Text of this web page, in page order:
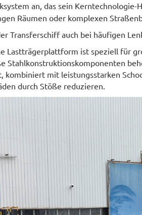
an, das sein
Räumen oder komplexen
Transferschiff auch bei häufigen
Lastträgerplattform ist speziell für
mit leistungsstarken
durch Stöße reduzieren.